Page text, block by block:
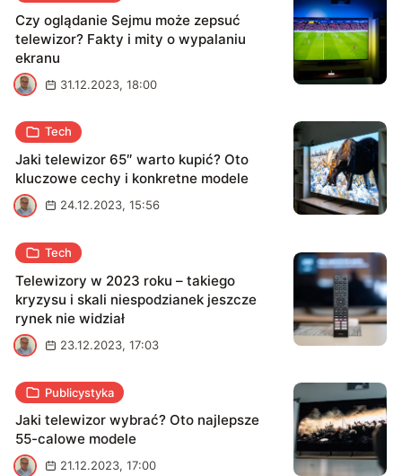
Czy oglądanie Sejmu może zepsuć
telewizor? Fakty i mity o wypalaniu
ekranu
P
31.12.2023, 18:00
Tech
Jaki telewizor 65″ warto kupić? Oto
kluczowe cechy i konkretne modele
P
24.12.2023, 15:56
Tech
Telewizory w 2023 roku – takiego
kryzysu i skali niespodzianek jeszcze
rynek nie widział
P
23.12.2023, 17:03
Publicystyka
Jaki telewizor wybrać? Oto najlepsze
55-calowe modele
P
21.12.2023, 17:00